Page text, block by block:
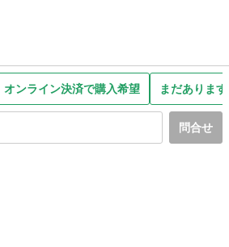
オンライン決済で購入希望 まだありま
問合せ